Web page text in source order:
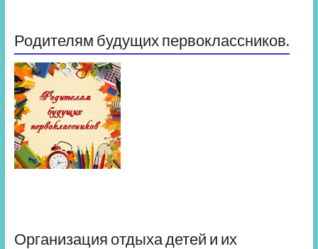
Родителям будущих первоклассников.
Организация отдыха детей и их